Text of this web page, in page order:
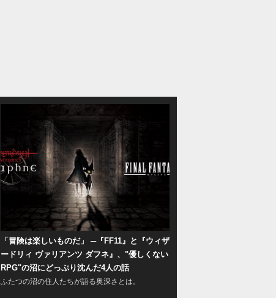
「冒険は楽しいものだ」 ─『FF11』と『ウィザ
ードリィ ヴァリアンツ ダフネ』、"優しくない
RPG"の沼にどっぷり沈んだ4人の話
ふたつの沼の住人たちが語る奥深さとは。